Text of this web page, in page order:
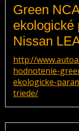
Green
ekologické
Nissan
http://
hodnotenie-
ekologicke-
triede/